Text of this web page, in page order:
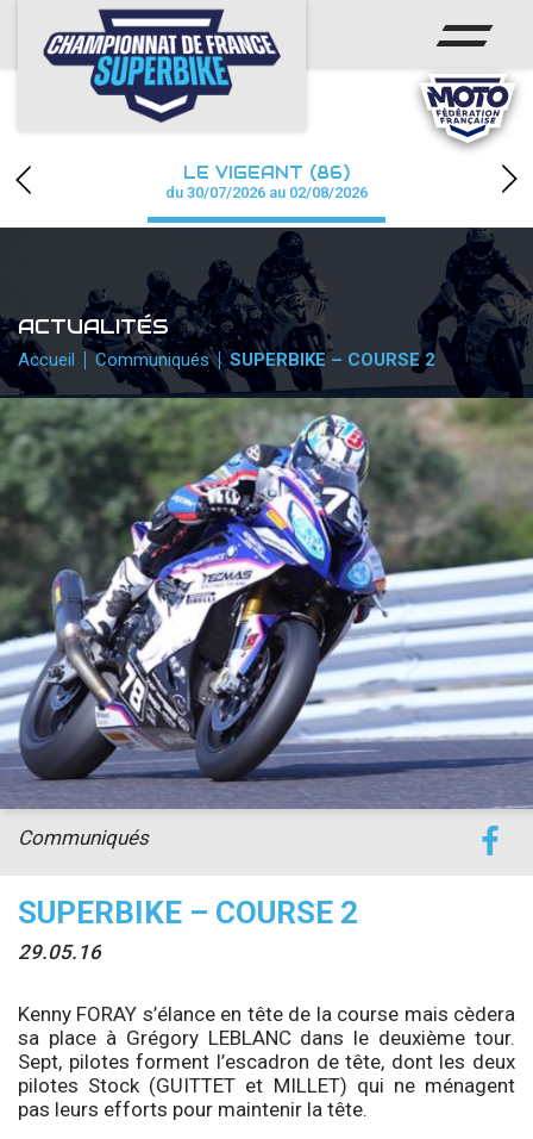
ACCUEIL
CHAMPIONNAT
CALENDRIER
PHOTOS / WEB TV
PARTENAIRES
PRESSE
PRESSE
accéder à la billetterie
LE VIGEANT (86)
du 30/07/2026 au 02/08/2026
ACTUALITÉS
Accueil Communiqués SUPERBIKE – COURSE 2
SUPERBIKE – COURSE 2
29.05.16
Communiqués
Kenny FORAY s’élance en tête de la course mais cèdera
sa place à Grégory LEBLANC dans le deuxième tour.
Sept, pilotes forment l’escadron de tête, dont les deux
pilotes Stock (GUITTET et MILLET) qui ne ménagent
pas leurs efforts pour maintenir la tête.